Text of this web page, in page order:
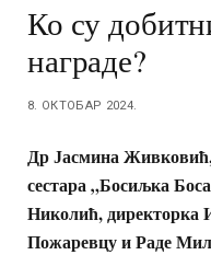
Ко су
награде?
8. ОКТОБАР 2024.
Др Јасмина
сестара „Босиљка
Николић, директорка
Пожаревцу и Раде